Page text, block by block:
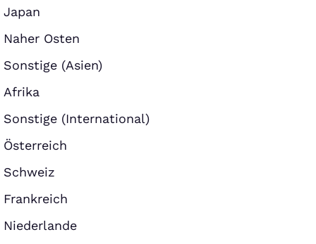
Japan
Naher Osten
Sonstige (Asien)
Afrika
Sonstige (International)
Österreich
Schweiz
Frankreich
Niederlande